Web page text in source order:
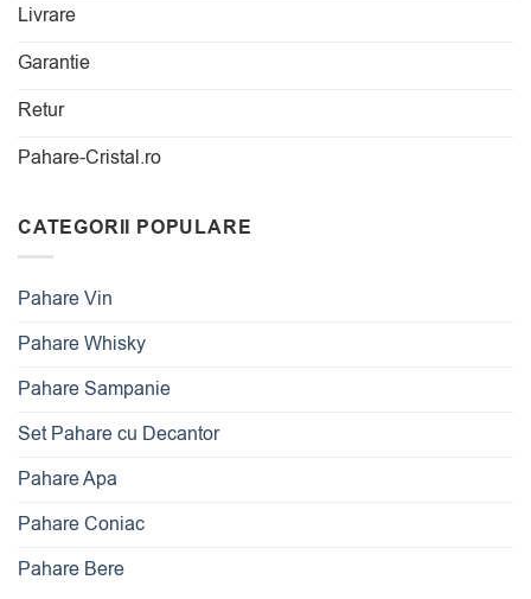
Livrare
Garantie
Retur
Pahare-Cristal.ro
CATEGORII POPULARE
Pahare Vin
Pahare Whisky
Pahare Sampanie
Set Pahare cu Decantor
Pahare Apa
Pahare Coniac
Pahare Bere